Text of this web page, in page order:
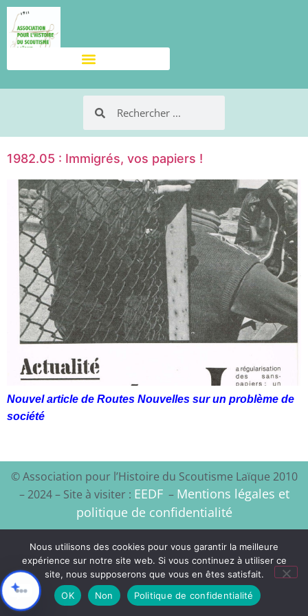
1982.05 : Immigrés, vos papiers !
Nouvel article de Routes Nouvelles sur un problème de
société
© Association pour l’Histoire du Scoutisme Laïque 2010
– 2024 – Site à visiter : EEDF– Mentions légales et
politique de confidentialité
Création du site :Xyloon
Nous utilisons des cookies pour vous garantir la meilleure
expérience sur notre site web. Si vous continuez à utiliser ce
site, nous supposerons que vous en êtes satisfait.
OK
Non Politique de confidentialité